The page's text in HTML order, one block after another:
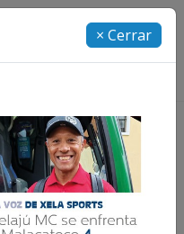
× Cerrar